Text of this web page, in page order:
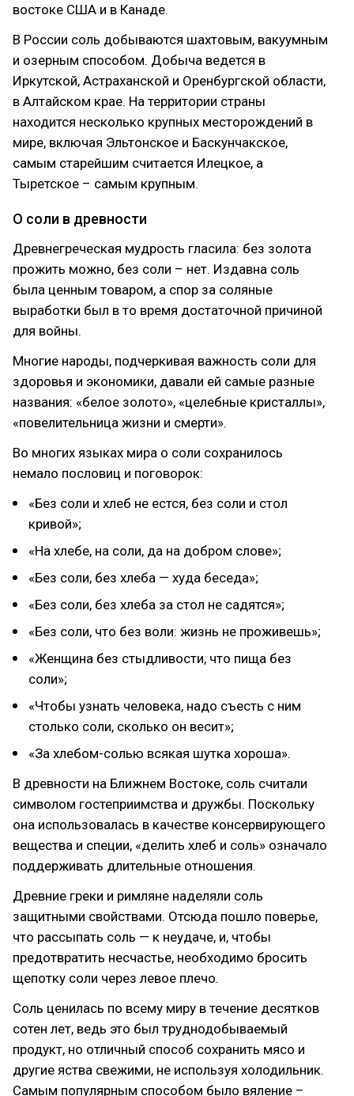
востоке США и в Канаде.
В России соль добываются шахтовым, вакуумным
и озерным способом. Добыча ведется в
Иркутской, Астраханской и Оренбургской области,
в Алтайском крае. На территории страны
находится несколько крупных месторождений в
мире, включая Эльтонское и Баскунчакское,
самым старейшим считается Илецкое, а
Тыретское – самым крупным.
О соли в древности
Древнегреческая мудрость гласила: без золота
прожить можно, без соли – нет. Издавна соль
была ценным товаром, а спор за соляные
выработки был в то время достаточной причиной
для войны.
Многие народы, подчеркивая важность соли для
здоровья и экономики, давали ей самые разные
названия: «белое золото», «целебные кристаллы»,
«повелительница жизни и смерти».
Во многих языках мира о соли сохранилось
немало пословиц и поговорок:
«Без соли и хлеб не естся, без соли и стол
кривой»;
«На хлебе, на соли, да на добром слове»;
«Без соли, без хлеба — худа беседа»;
«Без соли, без хлеба за стол не садятся»;
«Без соли, что без воли: жизнь не проживешь»;
«Женщина без стыдливости, что пища без
соли»;
«Чтобы узнать человека, надо съесть с ним
столько соли, сколько он весит»;
«За хлебом-солью всякая шутка хороша».
В древности на Ближнем Востоке, соль считали
символом гостеприимства и дружбы. Поскольку
она использовалась в качестве консервирующего
вещества и специи, «делить хлеб и соль» означало
поддерживать длительные отношения.
Древние греки и римляне наделяли соль
защитными свойствами. Отсюда пошло поверье,
что рассыпать соль — к неудаче, и, чтобы
предотвратить несчастье, необходимо бросить
щепотку соли через левое плечо.
Соль ценилась по всему миру в течение десятков
сотен лет, ведь это был труднодобываемый
продукт, но отличный способ сохранить мясо и
другие яства свежими, не используя холодильник.
Самым популярным способом было вяление –